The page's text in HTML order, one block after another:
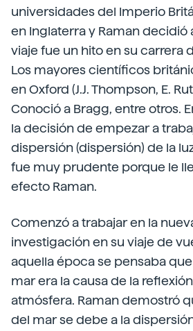
universidades del Imperio
en Inglaterra y Raman decidió
viaje fue un hito en su carrera
Los mayores científicos
en Oxford (J.J. Thompson, E.
Conoció a Bragg, entre otros.
la decisión de empezar a
dispersión (dispersión) de la
fue muy prudente porque le
efecto Raman.
Comenzó a trabajar en la
investigación en su viaje de
aquella época se pensaba
mar era la causa de la
atmósfera. Raman demostró
del mar se debe a la